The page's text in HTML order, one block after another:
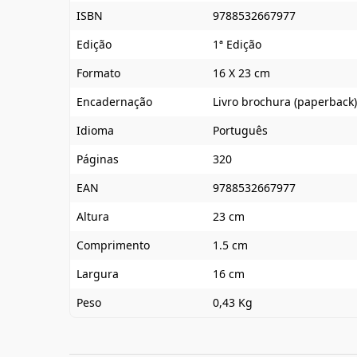
ISBN
9788532667977
Edição
1ª Edição
Formato
16 X 23 cm
Encadernação
Livro brochura (paperback)
Idioma
Português
Páginas
320
EAN
9788532667977
Altura
23 cm
Comprimento
1.5 cm
Largura
16 cm
Peso
0,43 Kg